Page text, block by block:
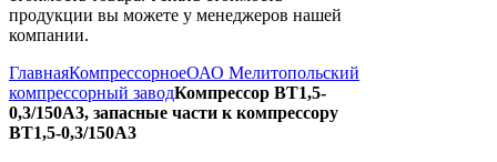
продукции вы можете у менеджеров нашей
компании.
ГлавнаяКомпрессорноеОАО Мелитопольский
компрессорный заводКомпрессор ВТ1,5-
0,3/150А3, запасные части к компрессору
ВТ1,5-0,3/150А3